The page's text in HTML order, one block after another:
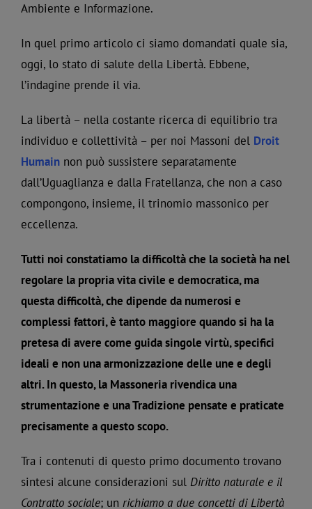
Ambiente e Informazione.
In quel primo articolo ci siamo domandati quale sia,
oggi, lo stato di salute della Libertà. Ebbene,
l’indagine prende il via.
La libertà – nella costante ricerca di equilibrio tra
individuo e collettività – per noi Massoni del Droit
Humain non può sussistere separatamente
dall’Uguaglianza e dalla Fratellanza, che non a caso
compongono, insieme, il trinomio massonico per
eccellenza.
Tutti noi constatiamo la difficoltà che la società ha nel
regolare la propria vita civile e democratica, ma
questa difficoltà, che dipende da numerosi e
complessi fattori, è tanto maggiore quando si ha la
pretesa di avere come guida singole virtù, specifici
ideali e non una armonizzazione delle une e degli
altri. In questo, la Massoneria rivendica una
strumentazione e una Tradizione pensate e praticate
precisamente a questo scopo.
Tra i contenuti di questo primo documento trovano
sintesi alcune considerazioni sul Diritto naturale e il
Contratto sociale; un richiamo a due concetti di Libertà